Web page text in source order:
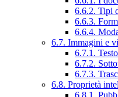
6.6.2. Tipi
6.6.3.
6.6.4.
6.7. Immagini e
6.7.1.
6.7.2.
6.7.3.
6.8. Proprietà
6.8.1.